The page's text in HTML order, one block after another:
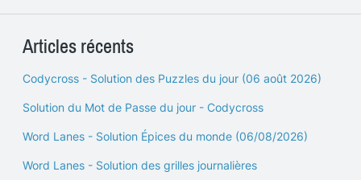
Articles récents
Codycross - Solution des Puzzles du jour (06 août 2026)
Solution du Mot de Passe du jour - Codycross
Word Lanes - Solution Épices du monde (06/08/2026)
Word Lanes - Solution des grilles journalières